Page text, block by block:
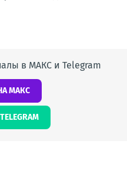
в МАКС и Telegram
МАКС